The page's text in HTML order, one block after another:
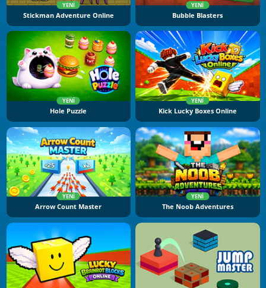
YENI
Stickman Adventure Online
YENI
Bubble Blasters
YENI
Hole Puzzle
YENI
Kick Lucky Boxes Online
YENI
Arrow Count Master
YENI
The Noob Adventures